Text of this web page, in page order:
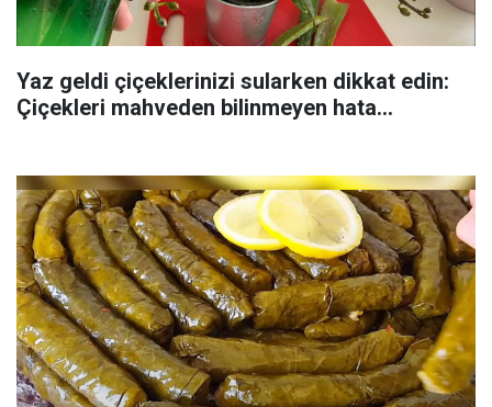
Yaz geldi çiçeklerinizi sularken dikkat edin:
Çiçekleri mahveden bilinmeyen hata...